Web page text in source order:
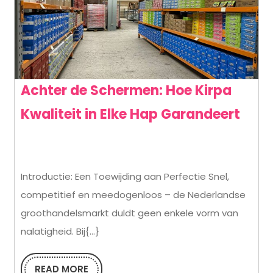
Achter de Schermen: Hoe Kirpa
Kwaliteit in Elke Hap Garandeert
Introductie: Een Toewijding aan Perfectie Snel,
competitief en meedogenloos – de Nederlandse
groothandelsmarkt duldt geen enkele vorm van
nalatigheid. Bij{...}
READ MORE